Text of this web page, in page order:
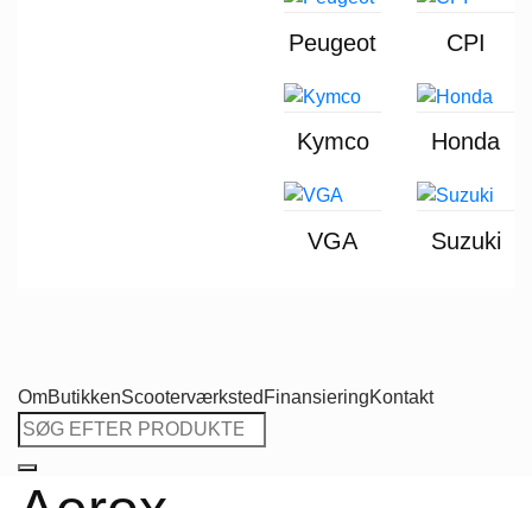
Peugeot CPI
Kymco Honda
VGA Suzuki
OmButikkenScooterværksted FinansieringKontakt
Søg
efter: